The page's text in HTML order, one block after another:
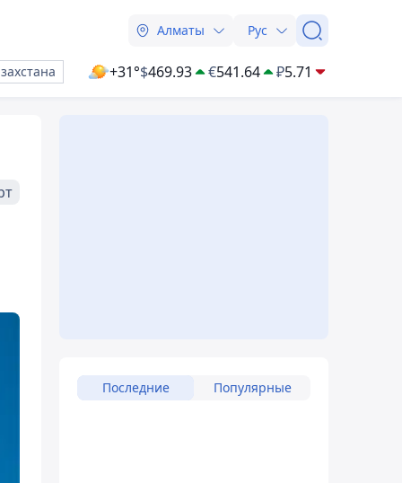
Алматы Рус
+31°$469.93 €541.64 ₽5.71
Последние Популярные